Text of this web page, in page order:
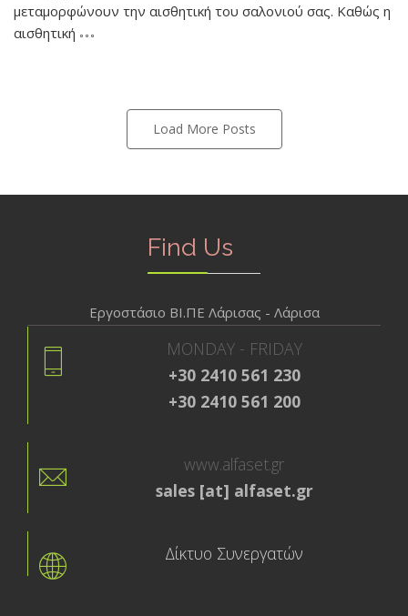
μεταμορφώνουν την αισθητική του σαλονιού σας. Καθώς η
αισθητική
Load More Posts
Find Us
Εργοστάσιο ΒΙ.ΠΕ Λάρισας - Λάρισα
MONDAY - FRIDAY
+30 2410 561 230
+30 2410 561 200
www.alfaset.gr
sales [at] alfaset.gr
Δίκτυο Συνεργατών